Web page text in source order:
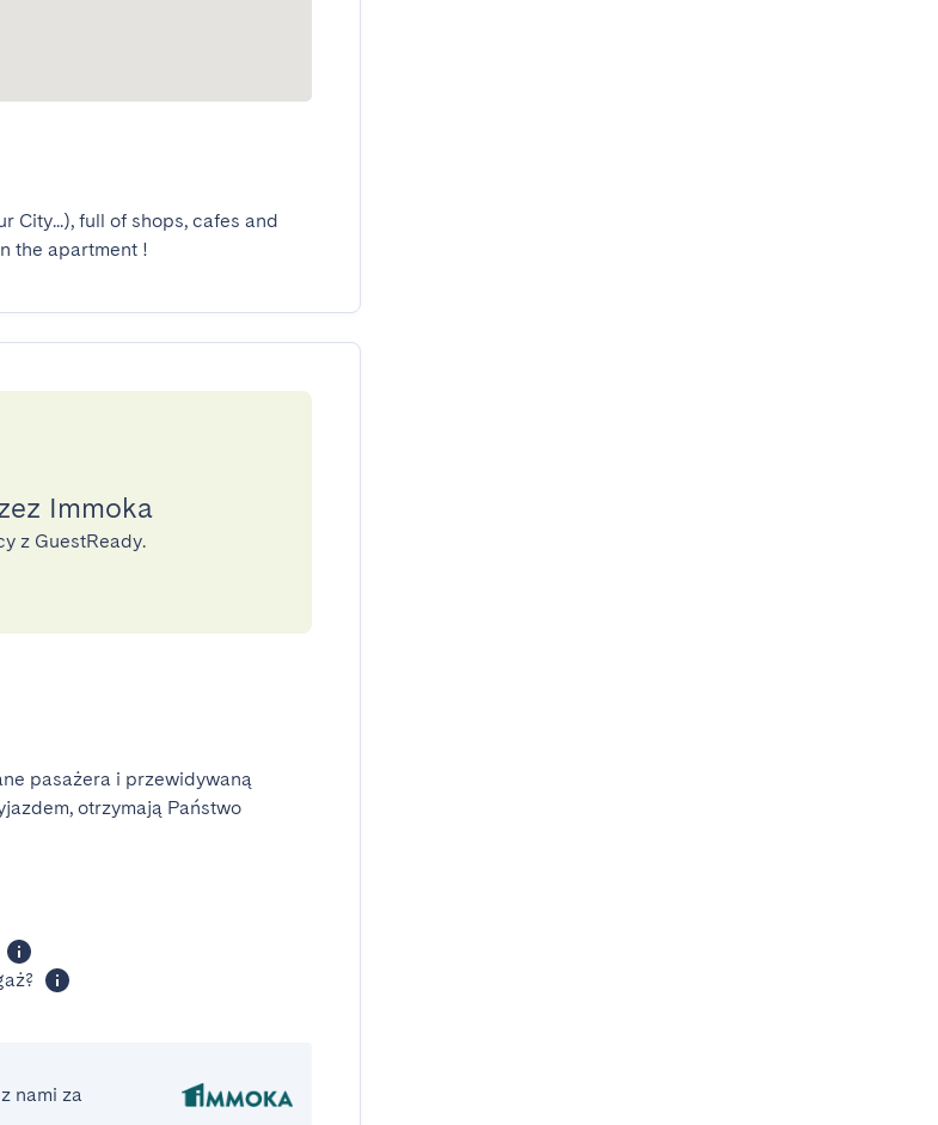
City...), full of shops, cafes and
the apartment !
Immoka
z GuestReady.
pasażera i przewidywaną
otrzymają Państwo
nami za